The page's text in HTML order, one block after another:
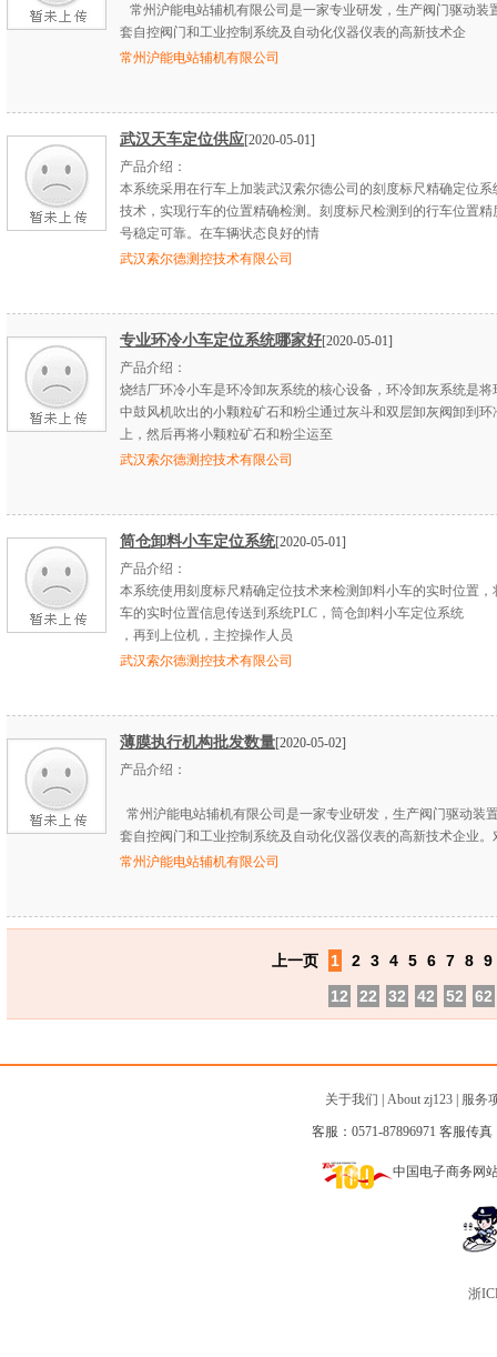
常州沪能电站辅机有限公司是一家专业研发，生产阀门驱动装
套自控阀门和工业控制系统及自动化仪器仪表的高新技术企
常州沪能电站辅机有限公司
武汉天车定位供应[2020-05-01]
产品介绍：
本系统采用在行车上加装武汉索尔德公司的刻度标尺精确定位系
技术，实现行车的位置精确检测。刻度标尺检测到的行车位置精
号稳定可靠。在车辆状态良好的情
武汉索尔德测控技术有限公司
专业环冷小车定位系统哪家好[2020-05-01]
产品介绍：
烧结厂环冷小车是环冷卸灰系统的核心设备，环冷卸灰系统是将
中鼓风机吹出的小颗粒矿石和粉尘通过灰斗和双层卸灰阀卸到环
上，然后再将小颗粒矿石和粉尘运至
武汉索尔德测控技术有限公司
筒仓卸料小车定位系统[2020-05-01]
产品介绍：
本系统使用刻度标尺精确定位技术来检测卸料小车的实时位置，
车的实时位置信息传送到系统PLC，筒仓卸料小车定位系统
，再到上位机，主控操作人员
武汉索尔德测控技术有限公司
薄膜执行机构批发数量[2020-05-02]
产品介绍：
常州沪能电站辅机有限公司是一家专业研发，生产阀门驱动装
套自控阀门和工业控制系统及自动化仪器仪表的高新技术企业。
常州沪能电站辅机有限公司
上一页 1 2 3 4 5 6 7 8 9
12
22 32 42 52 62
关于我们 About zj123| 服务
客服：0571-87896971 客服传真
中国电子商务网
浙